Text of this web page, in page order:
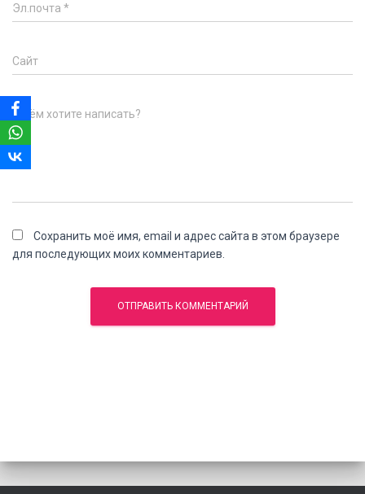
Эл.почта *
Сайт
О чём хотите написать?
Сохранить моё имя, email и адрес сайта в этом браузере
для последующих моих комментариев.